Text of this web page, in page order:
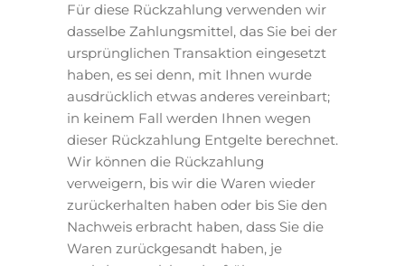
Für diese Rückzahlung verwenden wir
dasselbe Zahlungsmittel, das Sie bei der
ursprünglichen Transaktion eingesetzt
haben, es sei denn, mit Ihnen wurde
ausdrücklich etwas anderes vereinbart;
in keinem Fall werden Ihnen wegen
dieser Rückzahlung Entgelte berechnet.
Wir können die Rückzahlung
verweigern, bis wir die Waren wieder
zurückerhalten haben oder bis Sie den
Nachweis erbracht haben, dass Sie die
Waren zurückgesandt haben, je